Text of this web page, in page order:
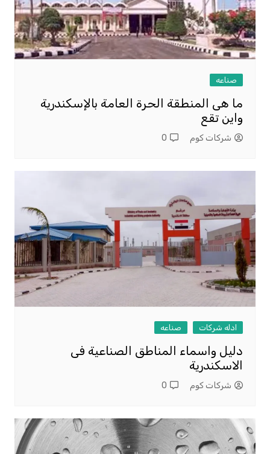
صناعه
ما هى المنطقة الحرة العامة بالإسكندرية
واين تقع
شركات كوم 0
ادله شركات صناعه
دليل واسماء المناطق الصناعية فى
الاسكندرية
شركات كوم 0